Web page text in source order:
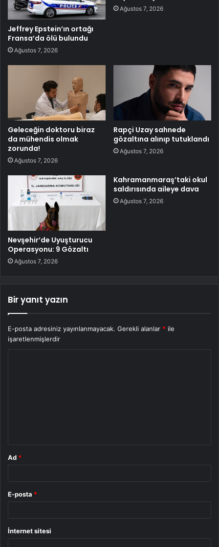
Jeffrey Epstein’ın ortağı
Fransa’da ölü bulundu
Ağustos 7, 2026
Ağustos 7, 2026
Geleceğin doktoru biraz
da mühendis olmak
zorunda!
Ağustos 7, 2026
Rapçi Uzay sahnede
gözaltına alınıp tutuklandı
Ağustos 7, 2026
Nevşehir’de Uyuşturucu
Operasyonu: 9 Gözaltı
Ağustos 7, 2026
Kahramanmaraş’taki okul
saldırısında aileye dava
Ağustos 7, 2026
Bir yanıt yazın
E-posta adresiniz yayınlanmayacak. Gerekli alanlar * ile
işaretlenmişlerdir
Ad *
E-posta *
İnternet sitesi